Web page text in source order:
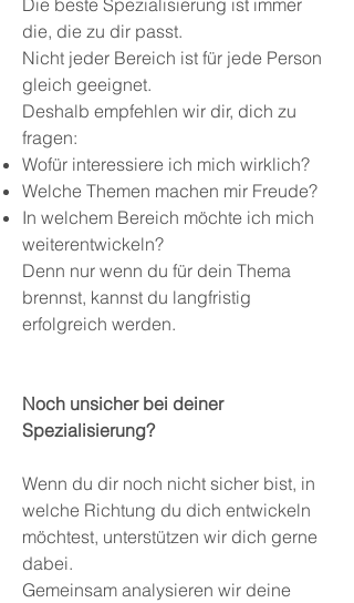
die, die zu dir passt.
Nicht jeder Bereich ist für jede Person
gleich geeignet.
Deshalb empfehlen wir dir, dich zu
fragen:
Wofür interessiere ich mich wirklich?
Welche Themen machen mir Freude?
In welchem Bereich möchte ich mich
weiterentwickeln?
Denn nur wenn du für dein Thema
brennst, kannst du langfristig
erfolgreich werden.
Noch unsicher bei deiner
Spezialisierung?
Wenn du dir noch nicht sicher bist, in
welche Richtung du dich entwickeln
möchtest, unterstützen wir dich gerne
dabei.
Gemeinsam analysieren wir deine